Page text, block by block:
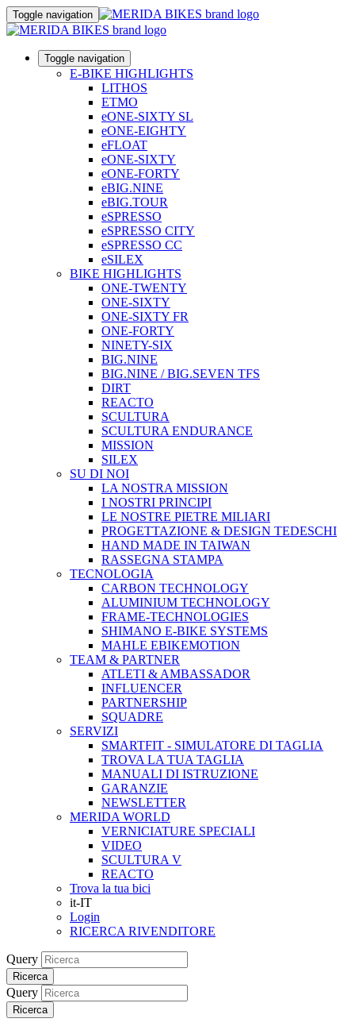
Toggle navigation
Toggle navigation
E-BIKE HIGHLIGHTS
LITHOS
ETMO
eONE-SIXTY SL
eONE-EIGHTY
eFLOAT
eONE-SIXTY
eONE-FORTY
eBIG.NINE
eBIG.TOUR
eSPRESSO
eSPRESSO CITY
eSPRESSO CC
eSILEX
BIKE HIGHLIGHTS
ONE-TWENTY
ONE-SIXTY
ONE-SIXTY FR
ONE-FORTY
NINETY-SIX
BIG.NINE
BIG.NINE / BIG.SEVEN TFS
DIRT
REACTO
SCULTURA
SCULTURA ENDURANCE
MISSION
SILEX
SU DI NOI
LA NOSTRA MISSION
I NOSTRI PRINCIPI
LE NOSTRE PIETRE MILIARI
PROGETTAZIONE & DESIGN TEDESCHI
HAND MADE IN TAIWAN
RASSEGNA STAMPA
TECNOLOGIA
CARBON TECHNOLOGY
ALUMINIUM TECHNOLOGY
FRAME-TECHNOLOGIES
SHIMANO E-BIKE SYSTEMS
MAHLE EBIKEMOTION
TEAM & PARTNER
ATLETI & AMBASSADOR
INFLUENCER
PARTNERSHIP
SQUADRE
SERVIZI
SMARTFIT - SIMULATORE DI TAGLIA
TROVA LA TUA TAGLIA
MANUALI DI ISTRUZIONE
GARANZIE
NEWSLETTER
MERIDA WORLD
VERNICIATURE SPECIALI
VIDEO
SCULTURA V
REACTO
Trova la tua bici
it-IT
Login
RICERCA RIVENDITORE
Query
Ricerca
Query
Ricerca